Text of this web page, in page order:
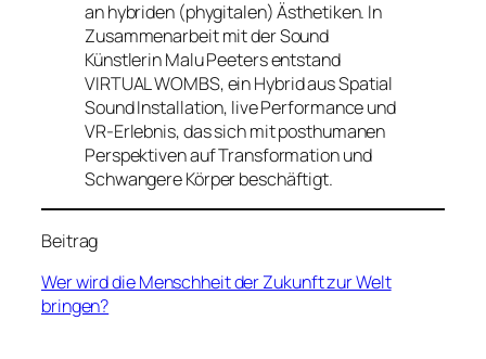
an hybriden (phygitalen) Ästhetiken. In
Zusammenarbeit mit der Sound
Künstlerin Malu Peeters entstand
VIRTUAL WOMBS, ein Hybrid aus Spatial
Sound Installation, live Performance und
VR-Erlebnis, das sich mit posthumanen
Perspektiven auf Transformation und
Schwangere Körper beschäftigt.
Beitrag
Wer wird die Menschheit der Zukunft zur Welt
bringen?